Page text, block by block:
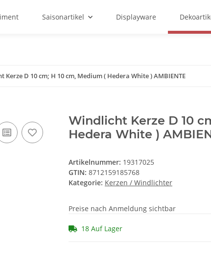
Saisonartikel Displayware
Kerze D 10 cm; H 10 cm, Medium ( Hedera White ) AMBIENTE
Windlicht Kerze D 10
Hedera White )
Artikelnummer: 19317025
GTIN: 8712159185768
Kategorie: Kerzen / Windlichter
Preise nach Anmeldung sichtbar
18 Auf Lager